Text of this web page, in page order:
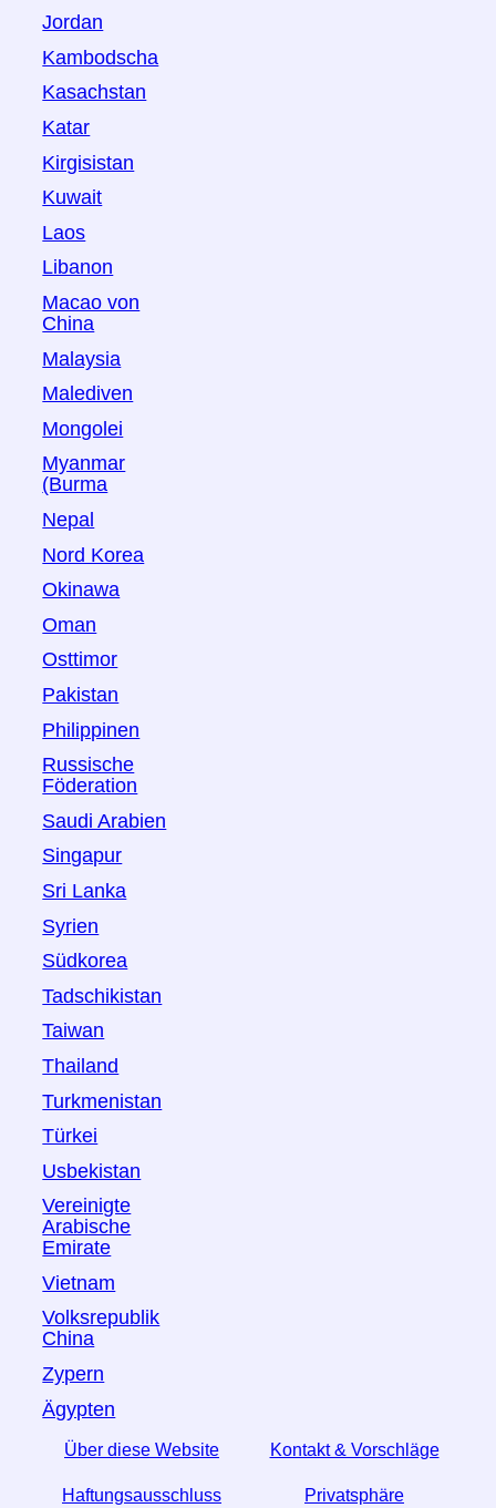
Jordan
Kambodscha
Kasachstan
Katar
Kirgisistan
Kuwait
Laos
Libanon
Macao von
China
Malaysia
Malediven
Mongolei
Myanmar
(Burma
Nepal
Nord Korea
Okinawa
Oman
Osttimor
Pakistan
Philippinen
Russische
Föderation
Saudi Arabien
Singapur
Sri Lanka
Syrien
Südkorea
Tadschikistan
Taiwan
Thailand
Turkmenistan
Türkei
Usbekistan
Vereinigte
Arabische
Emirate
Vietnam
Volksrepublik
China
Zypern
Ägypten
Über diese Website Kontakt & Vorschläge
Haftungsausschluss Privatsphäre